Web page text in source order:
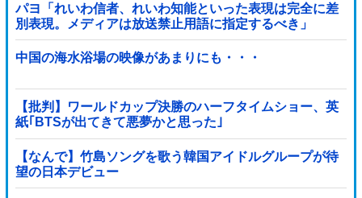
パヨ「れいわ信者、れいわ知能といった表現は完全に差
別表現。メディアは放送禁止用語に指定するべき」
中国の海水浴場の映像があまりにも・・・
【批判】ワールドカップ決勝のハーフタイムショー、英
紙｢BTSが出てきて悪夢かと思った｣
【なんで】竹島ソングを歌う韓国アイドルグループが待
望の日本デビュー